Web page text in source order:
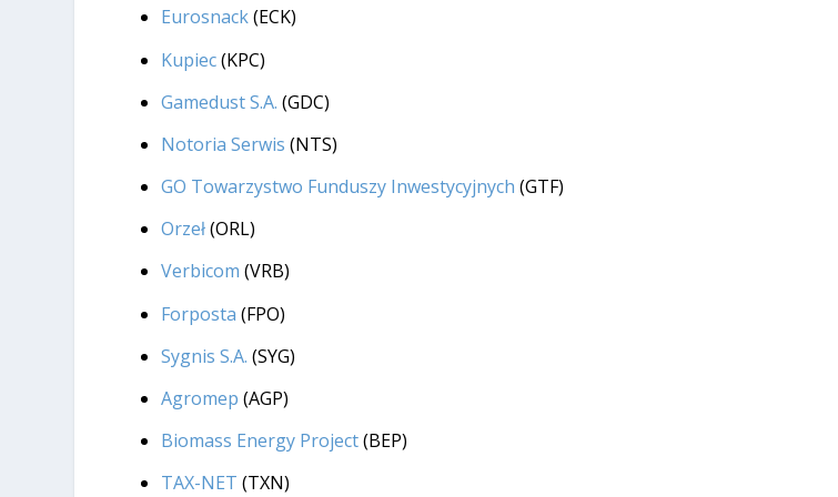
Eurosnack(ECK)
Kupiec(KPC)
Gamedust S.A. (GDC)
Notoria Serwis (NTS)
GO Towarzystwo Funduszy Inwestycyjnych (GTF)
Orzeł(ORL)
Verbicom (VRB)
Forposta (FPO)
Sygnis S.A. (SYG)
Agromep (AGP)
Biomass Energy Project(BEP)
TAX-NET (TXN)